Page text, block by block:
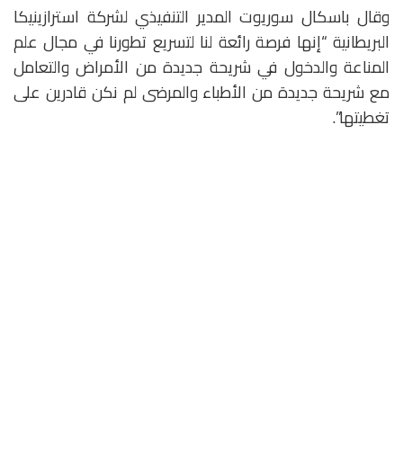
وقال باسكال سوريوت المدير التنفيذي لشركة استرازينيكا
البريطانية “إنها فرصة رائعة لنا لتسريع تطورنا في مجال علم
المناعة والدخول في شريحة جديدة من الأمراض والتعامل
مع شريحة جديدة من الأطباء والمرضى لم نكن قادرين على
تغطيتها”.